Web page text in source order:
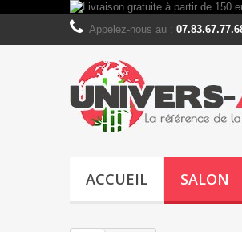
Appelez-nous au :
ACCUEIL SALON